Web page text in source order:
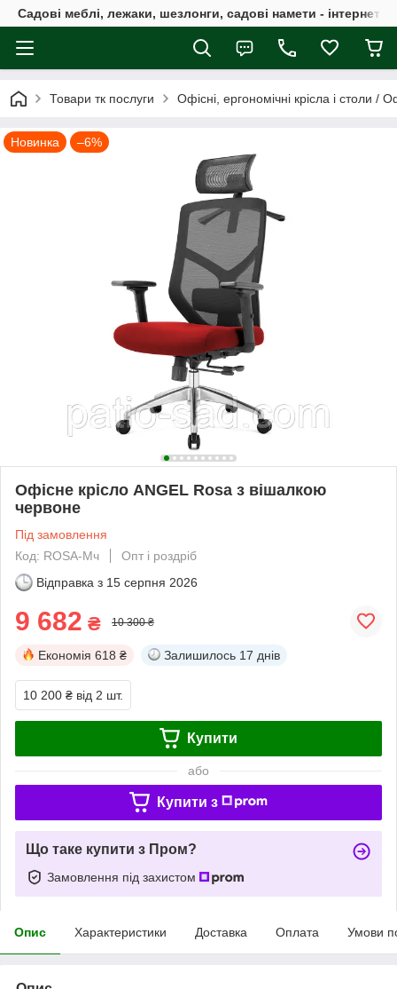
Садові меблі, лежаки, шезлонги, садові намети - інтернет-
Товари тк послуги Офісні, ергономічні крісла і столи
Новинка –6%
Офісне крісло ANGEL Rosa з вішалкою
червоне
Під замовлення
Код: ROSA-Mч
Опт і роздріб
Відправка з 15 серпня 2026
9 682 ₴ 10 300 ₴
Економія 618 ₴ Залишилось 17 днів
10 200 ₴ від 2 шт.
Купити
або
Купити з
Що таке купити з Пром?
Замовлення під захистом
Опис Характеристики Доставка Оплата Умови